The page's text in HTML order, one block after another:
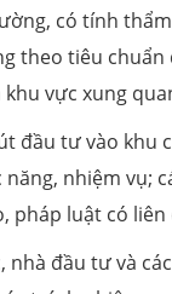
có tính
theo tiêu
vực xung
đầu tư vào
nhiệm vụ;
pháp luật có liên
nhà đầu tư và